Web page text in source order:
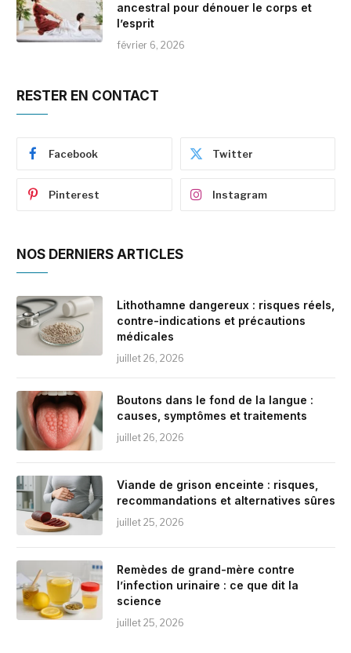
ancestral pour dénouer le corps et
l’esprit
février 6, 2026
RESTER EN CONTACT
Facebook Twitter
Pinterest Instagram
NOS DERNIERS ARTICLES
Lithothamne dangereux : risques réels,
contre-indications et précautions
médicales
juillet 26, 2026
Boutons dans le fond de la langue :
causes, symptômes et traitements
juillet 26, 2026
Viande de grison enceinte : risques,
recommandations et alternatives sûres
juillet 25, 2026
Remèdes de grand-mère contre
l’infection urinaire : ce que dit la
science
juillet 25, 2026